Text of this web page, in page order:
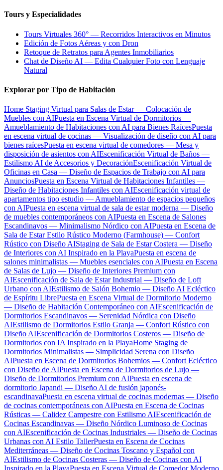
Tours y Especialidades
Tours Virtuales 360° — Recorridos Interactivos en Minutos
Edición de Fotos Aéreas y con Dron
Retoque de Retratos para Agentes Inmobiliarios
Chat de Diseño AI — Edita Cualquier Foto con Lenguaje
Natural
Explorar por Tipo de Habitación
Home Staging Virtual para Salas de Estar — Colocación de
Muebles con AIPuesta en Escena Virtual de Dormitorios —
Amueblamiento de Habitaciones con AI para Bienes RaícesPuesta
en escena virtual de cocinas — Visualización de diseño con AI para
bienes raícesPuesta en escena virtual de comedores — Mesa y
disposición de asientos con AIEscenificación Virtual de Baños —
Estilismo AI de Accesorios y DecoraciónEscenificación Virtual de
Oficinas en Casa — Diseño de Espacios de Trabajo con AI para
AnunciosPuesta en Escena Virtual de Habitaciones Infantiles —
Diseño de Habitaciones Infantiles con AIEscenificación virtual de
apartamentos tipo estudio — Amueblamiento de espacios pequeños
con AIPuesta en escena virtual de sala de estar moderna — Diseño
de muebles contemporáneos con AIPuesta en Escena de Salones
Escandinavos — Minimalismo Nórdico con AIPuesta en Escena de
Sala de Estar Estilo Rústico Moderno (Farmhouse) — Confort
Rústico con Diseño AIStaging de Sala de Estar Costera — Diseño
de Interiores con AI Inspirado en la PlayaPuesta en escena de
salones minimalistas — Muebles esenciales con AIPuesta en Escena
de Salas de Lujo — Diseño de Interiores Premium con
AIEscenificación de Sala de Estar Industrial — Diseño de Loft
Urbano con AIEstilismo de Salón Bohemio — Diseño AI Ecléctico
de Espíritu LibrePuesta en Escena Virtual de Dormitorio Moderno
— Diseño de Habitación Contemporáneo con AIEscenificación de
Dormitorios Escandinavos — Serenidad Nórdica con Diseño
AIEstilismo de Dormitorios Estilo Granja — Confort Rústico con
Diseño AIEscenificación de Dormitorios Costeros — Diseño de
Dormitorios con IA Inspirado en la PlayaHome Staging de
Dormitorios Minimalistas — Simplicidad Serena con Diseño
AIPuesta en Escena de Dormitorios Bohemios — Confort Ecléctico
con Diseño de AIPuesta en Escena de Dormitorios de Lujo —
Diseño de Dormitorios Premium con AIPuesta en escena de
dormitorio Japandi — Diseño AI de fusión japonés-
escandinavaPuesta en escena virtual de cocinas modernas — Diseño
de cocinas contemporáneas con AIPuesta en Escena de Cocinas
Rústicas — Calidez Campestre con Estilismo AIEscenificación de
Cocinas Escandinavas — Diseño Nórdico Luminoso de Cocinas
con AIEscenificación de Cocinas Industriales — Diseño de Cocinas
Urbanas con AI Estilo TallerPuesta en Escena de Cocinas
Mediterráneas — Diseño de Cocinas Toscano y Español con
AIEstilismo de Cocinas Costeras — Diseño de Cocinas con AI